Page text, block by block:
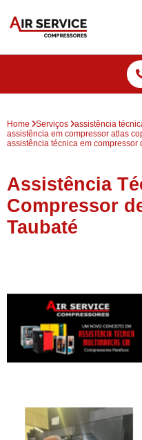
Home Serviços
assistência
assistência em compressor atlas
assistência técnica em compressor
Assistência
Compressor
Taubaté